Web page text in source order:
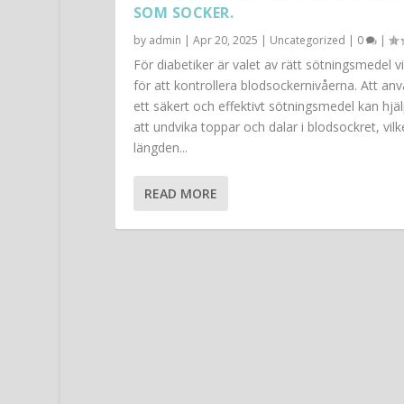
SOM SOCKER.
by admin | Apr 20, 2025 | Uncategorized | 0 |
För diabetiker är valet av rätt sötningsmedel
för att kontrollera blodsockernivåerna. Att
ett säkert och effektivt sötningsmedel kan
att undvika toppar och dalar i blodsockret,
längden...
READ MORE